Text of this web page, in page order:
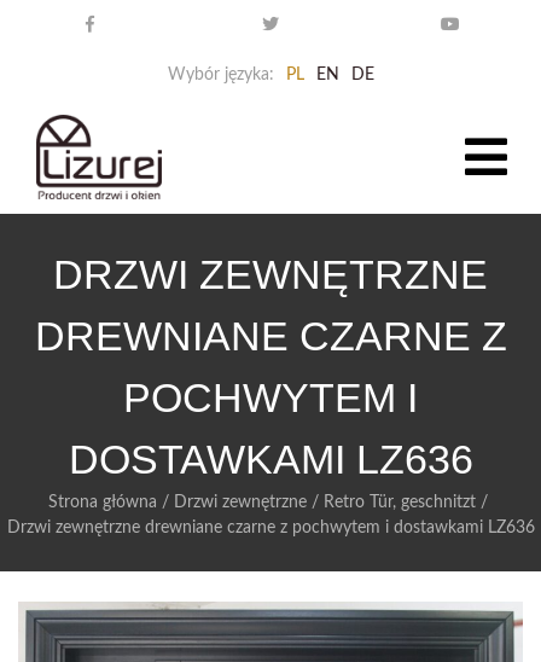
Wybór języka: PL EN DE
DRZWI ZEWNĘTRZNE
DREWNIANE CZARNE Z
POCHWYTEM I
DOSTAWKAMI LZ636
Strona główna / Drzwi zewnętrzne / Retro Tür, geschnitzt /
Drzwi zewnętrzne drewniane czarne z pochwytem i dostawkami LZ636